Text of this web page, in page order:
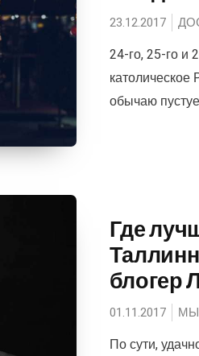
23.12.2017
24-го, 25-го и
католическое
обычаю
Где
блогер
01.11.2017
По сути,